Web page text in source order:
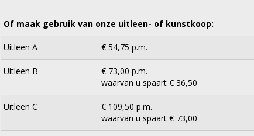
Of maak gebruik van onze uitleen- of kunstkoop:
Uitleen A € 54,75 p.m.
Uitleen B
€ 73,00 p.m.
waarvan u spaart € 36,50
Uitleen C
€ 109,50 p.m.
waarvan u spaart € 73,00